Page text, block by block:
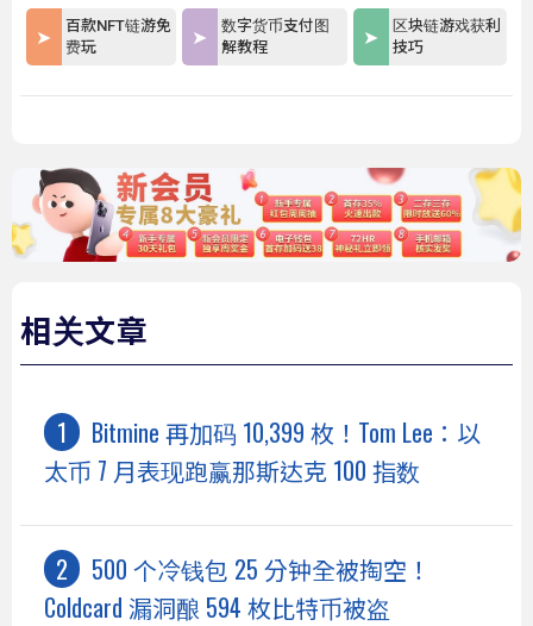
百款NFT链游免
费玩
数字货币支付图
解教程
区块链游戏获利
技巧
相关文章
Bitmine 再加码 10,399 枚！Tom Lee：以
太币 7 月表现跑赢那斯达克 100 指数
500 个冷钱包 25 分钟全被掏空！
Coldcard 漏洞酿 594 枚比特币被盗